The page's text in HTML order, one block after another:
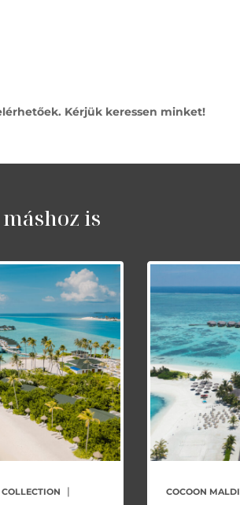
Kérjük keressen minket!
is
| COCOON